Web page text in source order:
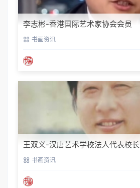
李志彬-香港国际艺术家协会会员
书画资讯
王双义-汉唐艺术学校法人代表校长
书画资讯